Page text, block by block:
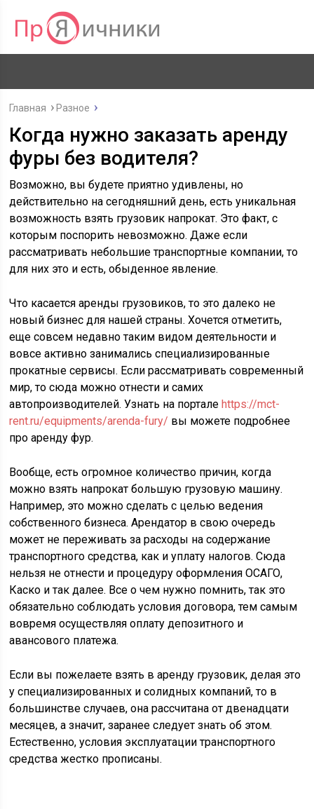
Главная Разное
Когда нужно заказать аренду
фуры без водителя?
Возможно, вы будете приятно удивлены, но
действительно на сегодняшний день, есть уникальная
возможность взять грузовик напрокат. Это факт, с
которым поспорить невозможно. Даже если
рассматривать небольшие транспортные компании, то
для них это и есть, обыденное явление.
Что касается аренды грузовиков, то это далеко не
новый бизнес для нашей страны. Хочется отметить,
еще совсем недавно таким видом деятельности и
вовсе активно занимались специализированные
прокатные сервисы. Если рассматривать современный
мир, то сюда можно отнести и самих
автопроизводителей. Узнать на порталеhttps://mct-
rent.ru/equipments/arenda-fury/ вы можете подробнее
про аренду фур.
Вообще, есть огромное количество причин, когда
можно взять напрокат большую грузовую машину.
Например, это можно сделать с целью ведения
собственного бизнеса. Арендатор в свою очередь
может не переживать за расходы на содержание
транспортного средства, как и уплату налогов. Сюда
нельзя не отнести и процедуру оформления ОСАГО,
Каско и так далее. Все о чем нужно помнить, так это
обязательно соблюдать условия договора, тем самым
вовремя осуществляя оплату депозитного и
авансового платежа.
Если вы пожелаете взять в аренду грузовик, делая это
у специализированных и солидных компаний, то в
большинстве случаев, она рассчитана от двенадцати
месяцев, а значит, заранее следует знать об этом.
Естественно, условия эксплуатации транспортного
средства жестко прописаны.